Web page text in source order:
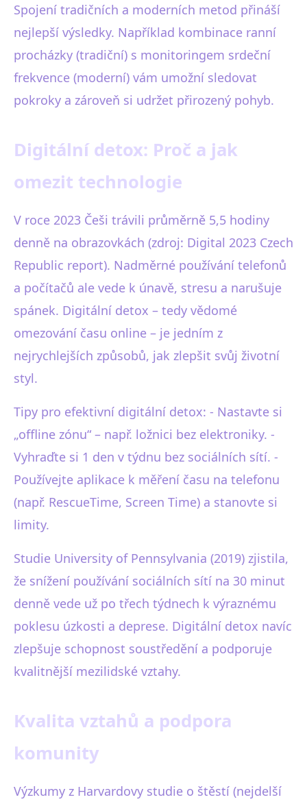
Spojení tradičních a moderních metod přináší
nejlepší výsledky. Například kombinace ranní
procházky (tradiční) s monitoringem srdeční
frekvence (moderní) vám umožní sledovat
pokroky a zároveň si udržet přirozený pohyb.
Digitální detox: Proč a jak
omezit technologie
V roce 2023 Češi trávili průměrně 5,5 hodiny
denně na obrazovkách (zdroj: Digital 2023 Czech
Republic report). Nadměrné používání telefonů
a počítačů ale vede k únavě, stresu a narušuje
spánek. Digitální detox – tedy vědomé
omezování času online – je jedním z
nejrychlejších způsobů, jak zlepšit svůj životní
styl.
Tipy pro efektivní digitální detox: - Nastavte si
„offline zónu“ – např. ložnici bez elektroniky. -
Vyhraďte si 1 den v týdnu bez sociálních sítí. -
Používejte aplikace k měření času na telefonu
(např. RescueTime, Screen Time) a stanovte si
limity.
Studie University of Pennsylvania (2019) zjistila,
že snížení používání sociálních sítí na 30 minut
denně vede už po třech týdnech k výraznému
poklesu úzkosti a deprese. Digitální detox navíc
zlepšuje schopnost soustředění a podporuje
kvalitnější mezilidské vztahy.
Kvalita vztahů a podpora
komunity
Výzkumy z Harvardovy studie o štěstí (nejdelší